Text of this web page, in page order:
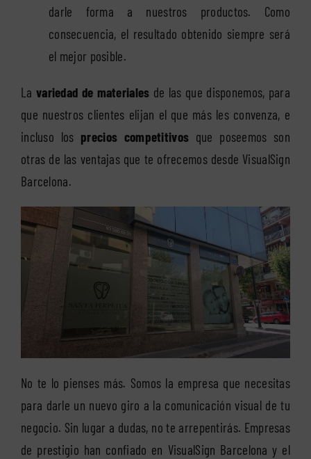
darle forma a nuestros productos. Como
consecuencia, el resultado obtenido siempre será
el mejor posible.
La variedad de materiales de las que disponemos, para
que nuestros clientes elijan el que más les convenza, e
incluso los precios competitivos que poseemos son
otras de las ventajas que te ofrecemos desde VisualSign
Barcelona.
No te lo pienses más. Somos la empresa que necesitas
para darle un nuevo giro a la comunicación visual de tu
negocio. Sin lugar a dudas, no te arrepentirás. Empresas
de prestigio han confiado en VisualSign Barcelona y el